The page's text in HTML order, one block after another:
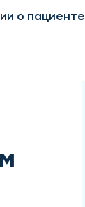
о пациенте